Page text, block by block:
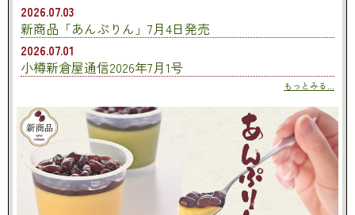
2026.07.03
新商品「あんぷりん」7月4日発売
2026.07.01
小樽新倉屋通信2026年7月1号
もっとみる...